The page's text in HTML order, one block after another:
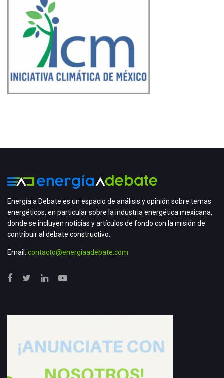
Energía a Debate es un espacio de análisis y opinión sobre temas
energéticos, en particular sobre la industria energética mexicana,
donde se incluyen noticias y artículos de fondo con la misión de
contribuir al debate constructivo.
Email: contacto@energiaadebate.com